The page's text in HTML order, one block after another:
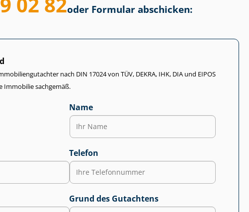
oder Formular abschicken:
nach DIN 17024 von TÜV, DEKRA, IHK, DIA und EIPOS
Immobilie sachgemäß.
Name
Telefon
Grund des Gutachtens